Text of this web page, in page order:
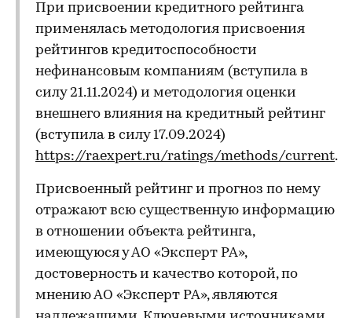
При присвоении кредитного рейтинга
применялась методология присвоения
рейтингов кредитоспособности
нефинансовым компаниям (вступила в
силу 21.11.2024) и методология оценки
внешнего влияния на кредитный рейтинг
(вступила в силу 17.09.2024)
https://raexpert.ru/ratings/methods/current.
Присвоенный рейтинг и прогноз по нему
отражают всю существенную информацию
в отношении объекта рейтинга,
имеющуюся у АО «Эксперт РА»,
достоверность и качество которой, по
мнению АО «Эксперт РА», являются